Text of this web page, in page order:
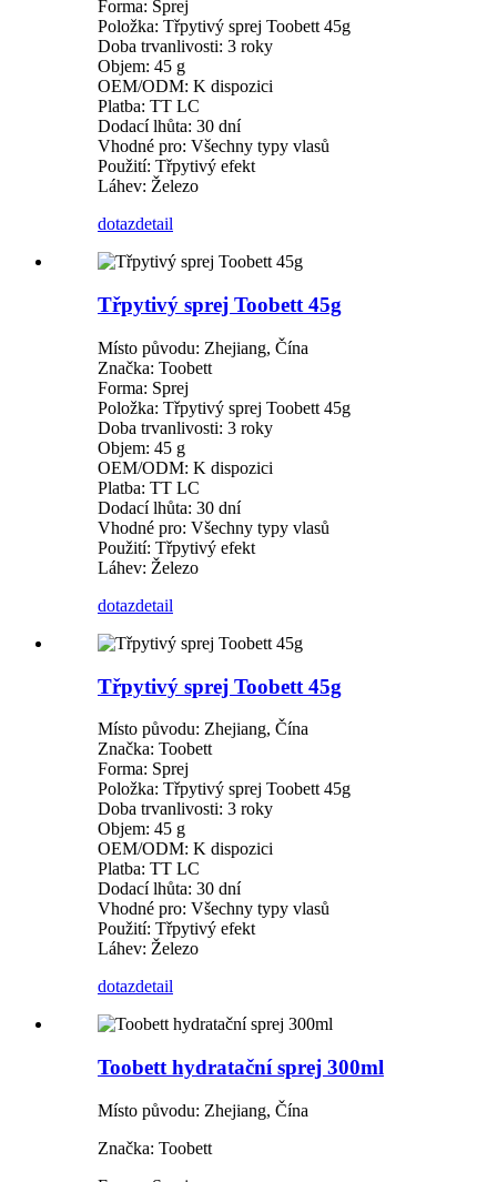
Forma: Sprej
Položka: Třpytivý sprej Toobett 45g
Doba trvanlivosti: 3 roky
Objem: 45 g
OEM/ODM: K dispozici
Platba: TT LC
Dodací lhůta: 30 dní
Vhodné pro: Všechny typy vlasů
Použití: Třpytivý efekt
Láhev: Železo
dotazdetail
Třpytivý sprej Toobett 45g
Místo původu: Zhejiang, Čína
Značka: Toobett
Forma: Sprej
Položka: Třpytivý sprej Toobett 45g
Doba trvanlivosti: 3 roky
Objem: 45 g
OEM/ODM: K dispozici
Platba: TT LC
Dodací lhůta: 30 dní
Vhodné pro: Všechny typy vlasů
Použití: Třpytivý efekt
Láhev: Železo
dotazdetail
Třpytivý sprej Toobett 45g
Místo původu: Zhejiang, Čína
Značka: Toobett
Forma: Sprej
Položka: Třpytivý sprej Toobett 45g
Doba trvanlivosti: 3 roky
Objem: 45 g
OEM/ODM: K dispozici
Platba: TT LC
Dodací lhůta: 30 dní
Vhodné pro: Všechny typy vlasů
Použití: Třpytivý efekt
Láhev: Železo
dotazdetail
Toobett hydratační sprej 300ml
Místo původu: Zhejiang, Čína
Značka: Toobett